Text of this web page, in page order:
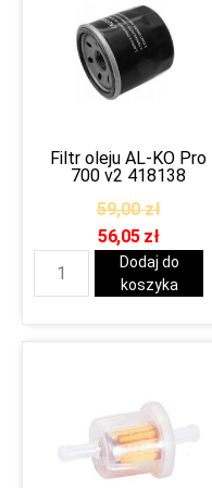
Filtr oleju AL-KO Pro
700 v2 418138
59,00zł
56,05 zł
Dodaj do
koszyka